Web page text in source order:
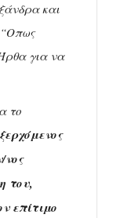
και
για να
το
νος
του,
επίτιμο